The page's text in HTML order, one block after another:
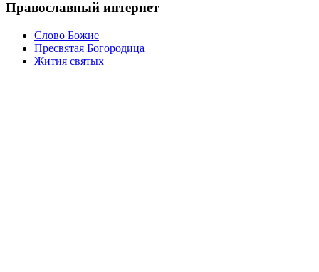
Православный интернет
Слово Божие
Пресвятая Богородица
Жития святых